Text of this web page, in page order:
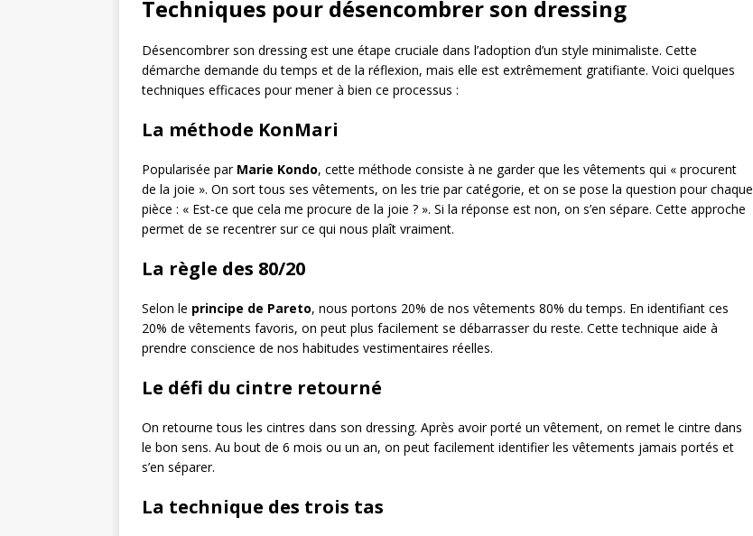
Techniques pour désencombrer son dressing
Désencombrer son dressing est une étape cruciale dans l’adoption d’un style minimaliste. Cette
démarche demande du temps et de la réflexion, mais elle est extrêmement gratifiante. Voici quelques
techniques efficaces pour mener à bien ce processus :
La méthode KonMari
Popularisée par Marie Kondo, cette méthode consiste à ne garder que les vêtements qui « procurent
de la joie ». On sort tous ses vêtements, on les trie par catégorie, et on se pose la question pour chaque
pièce : « Est-ce que cela me procure de la joie ? ». Si la réponse est non, on s’en sépare. Cette approche
permet de se recentrer sur ce qui nous plaît vraiment.
La règle des 80/20
Selon le principe de Pareto, nous portons 20% de nos vêtements 80% du temps. En identifiant ces
20% de vêtements favoris, on peut plus facilement se débarrasser du reste. Cette technique aide à
prendre conscience de nos habitudes vestimentaires réelles.
Le défi du cintre retourné
On retourne tous les cintres dans son dressing. Après avoir porté un vêtement, on remet le cintre dans
le bon sens. Au bout de 6 mois ou un an, on peut facilement identifier les vêtements jamais portés et
s’en séparer.
La technique des trois tas